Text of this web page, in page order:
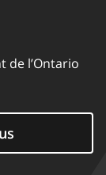
de l’Ontario